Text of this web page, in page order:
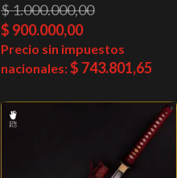
$1.000.000,00
$ 900.000,00
Precio sin impuestos
nacionales:$ 743.801,65